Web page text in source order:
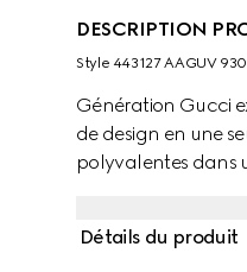
DESCRIPTION
Style ‎443127 AAGUV
Génération Gucci
de design en une
polyvalentes dans
Détails du produit